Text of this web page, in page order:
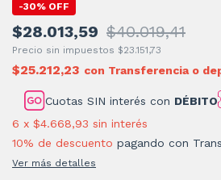
-30% OFF
$28.013,59 $40.019,41
Precio sin impuestos $23.151,73
$25.212,23 con Transferencia o
Cuotas SIN interés con DÉBITO
6 x $4.668,93 sin interés
10% de descuento pagando con
Ver más detalles